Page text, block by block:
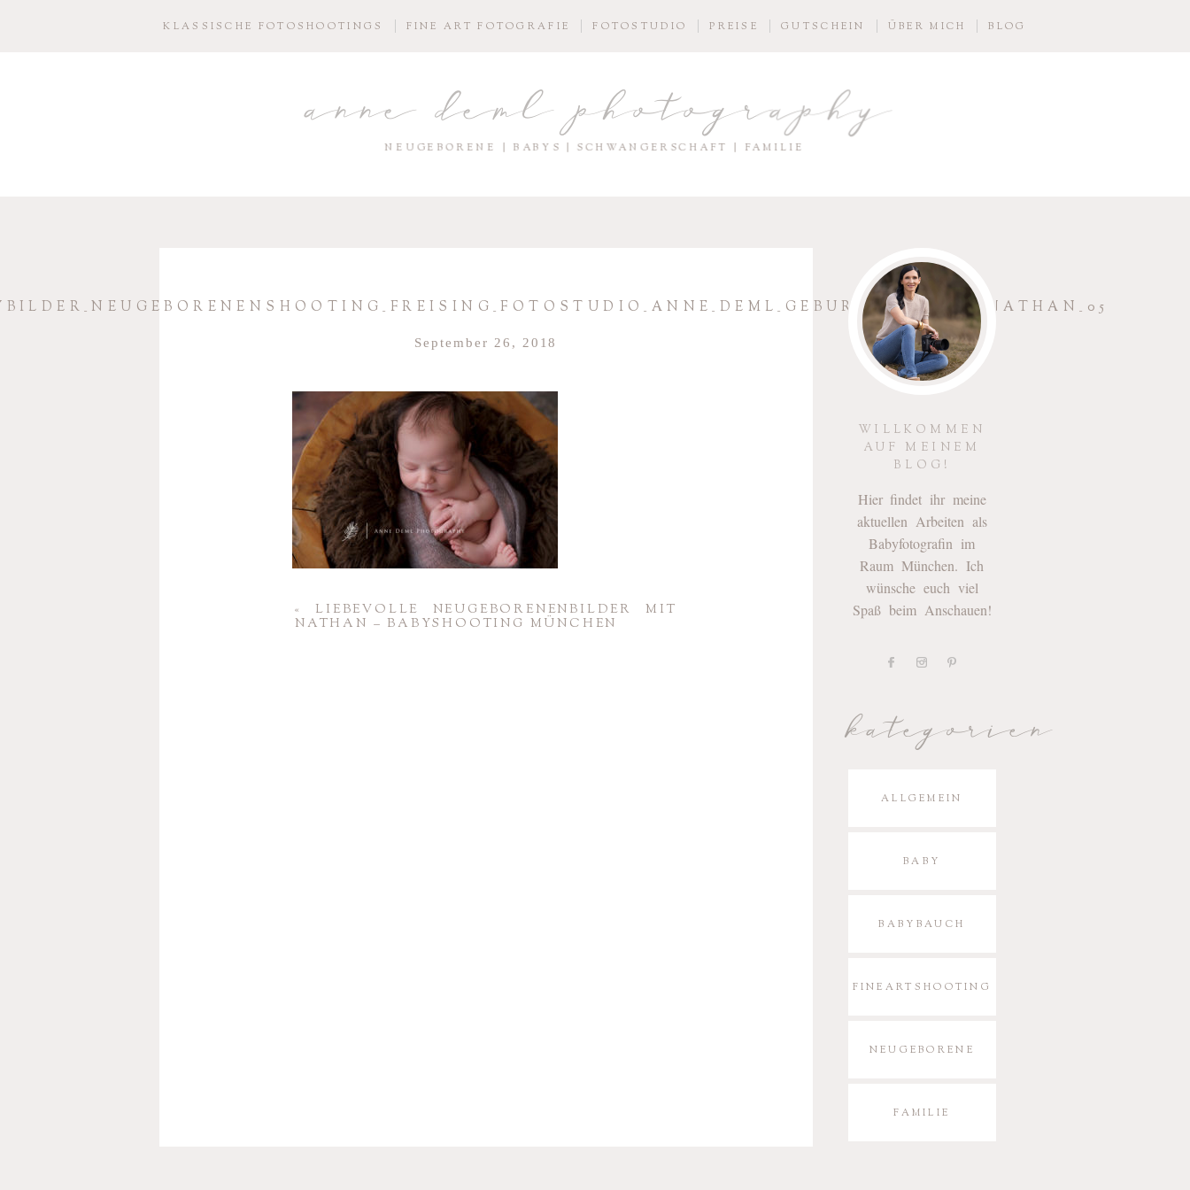
KLASSISCHE FOTOSHOOTINGS FINE ART FOTOGRAFIE FOTOSTUDIO PREISE GUTSCHEIN ÜBER MICH BLOG
NEUGEBORENE | BABYS | SCHWANGERSCHAFT | FAMILIE
anne deml photography
September 26, 2018
«
LIEBE­VOLLE NEUGE­BO­RE­NEN­BILDER MIT
NATHAN – BABY­SHOO­TING MÜNCHEN
WILLKOMMEN
AUF MEINEM
BLOG!
Hier findet ihr meine
aktuellen Arbeiten als
Babyfotografin im
Raum München. Ich
wünsche euch viel
Spaß beim Anschauen!
kategorien
ALLGEMEIN
BABY
BABYBAUCH
FINEARTSHOOTING
NEUGEBORENE
FAMILIE